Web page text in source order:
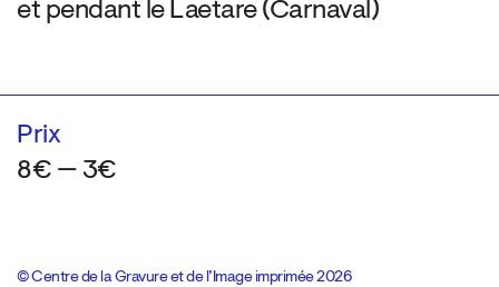
et pendant le Laetare (Carnaval)
Prix
8€ — 3€
© Centre de la Gravure et de l’Image imprimée 2026